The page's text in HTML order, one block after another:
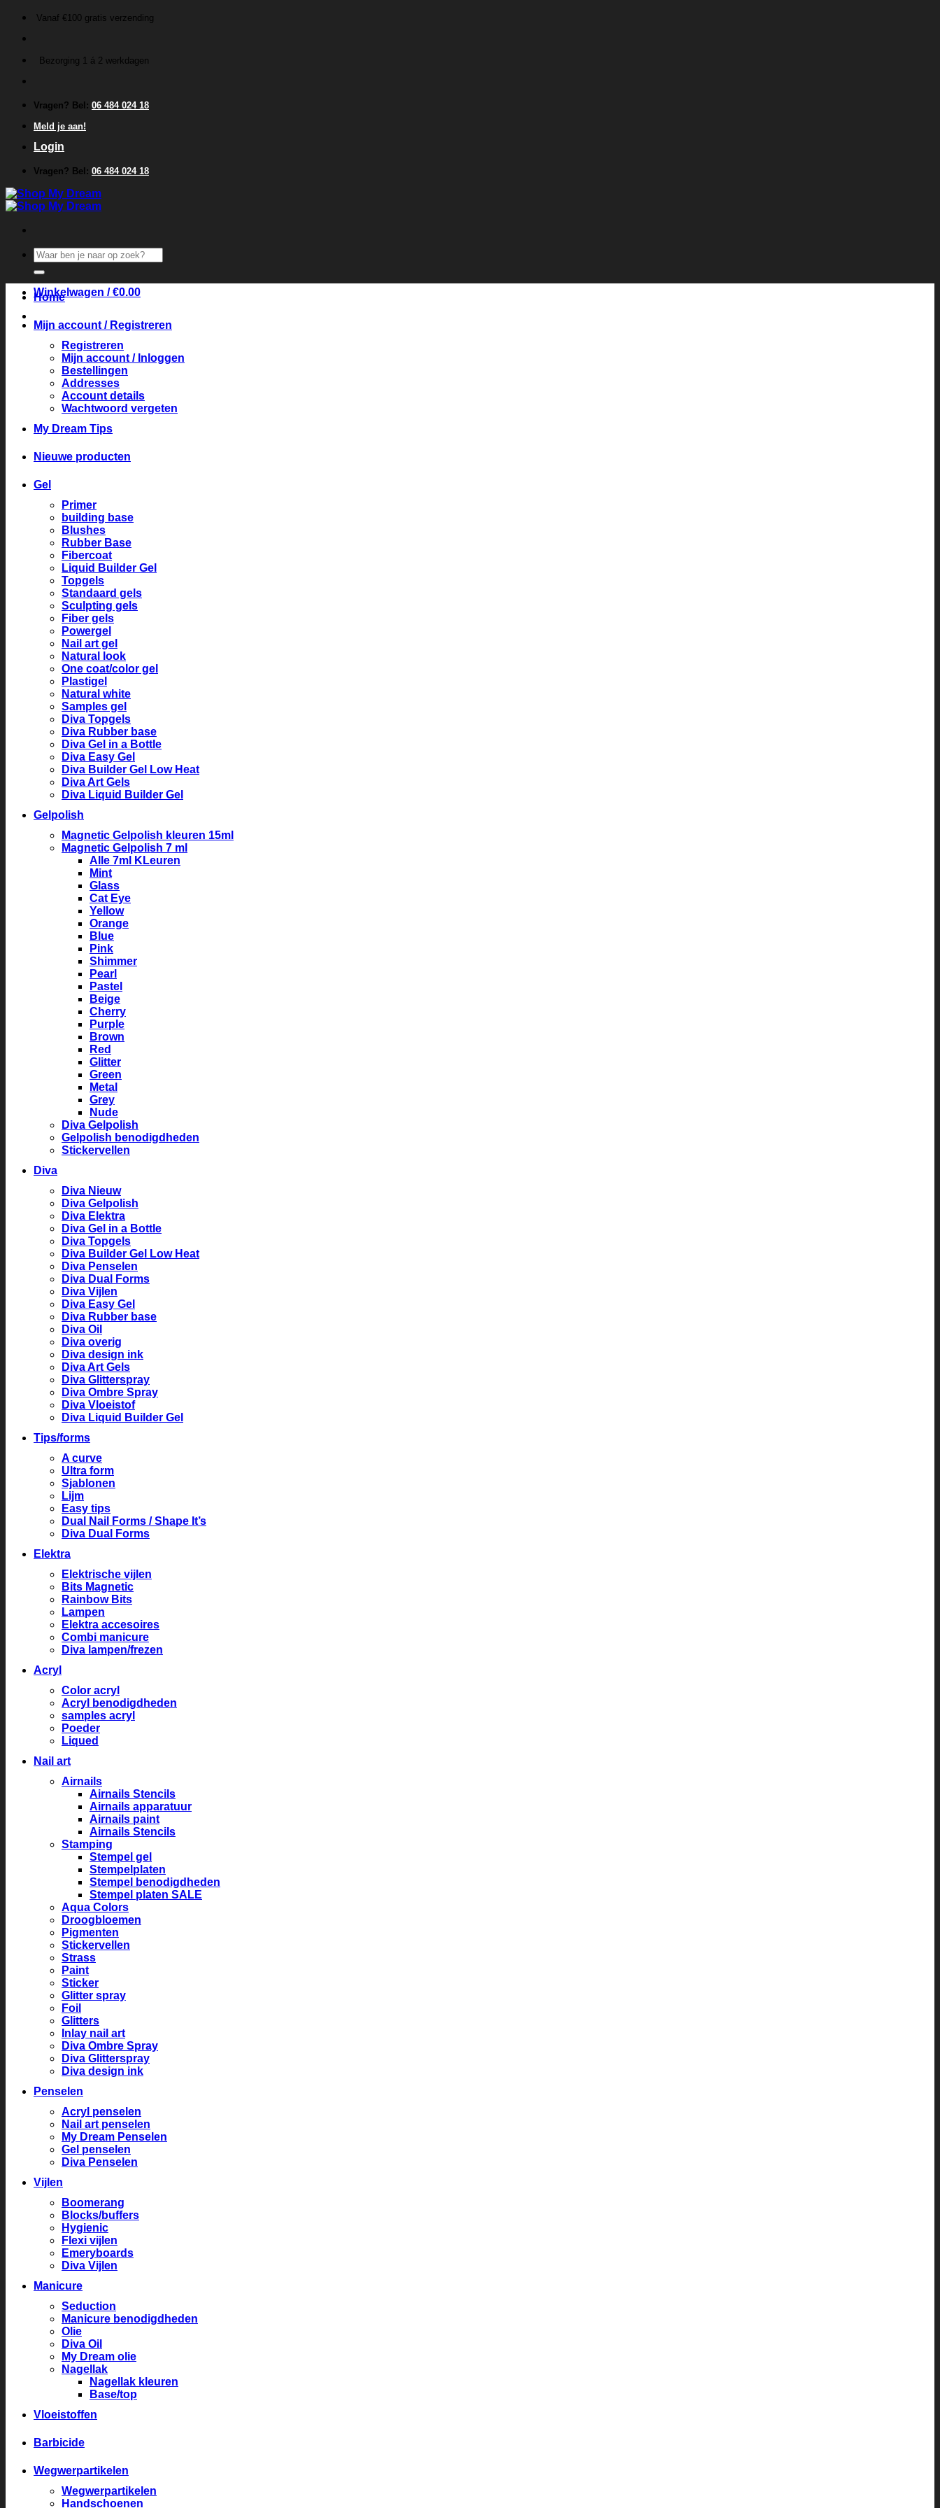
inhoud
Vanaf €100 gratis verzending
Bezorging 1 á 2 werkdagen
Vragen? Bel: 06 484 024 18
Meld je aan!
Login
Vragen? Bel: 06 484 024 18
Zoeken
naar:
Winkelwagen /€0.00
Home
Mijn account / Registreren
Registreren
Mijn account / Inloggen
Bestellingen
Addresses
Account details
Wachtwoord vergeten
My Dream Tips
Nieuwe producten
Gel
Primer
building base
Blushes
Rubber Base
Fibercoat
Liquid Builder Gel
Topgels
Standaard gels
Sculpting gels
Fiber gels
Powergel
Nail art gel
Natural look
One coat/color gel
Plastigel
Natural white
Samples gel
Diva Topgels
Diva Rubber base
Diva Gel in a Bottle
Diva Easy Gel
Diva Builder Gel Low Heat
Diva Art Gels
Diva Liquid Builder Gel
Gelpolish
Magnetic Gelpolish kleuren 15ml
Magnetic Gelpolish 7 ml
Alle 7ml KLeuren
Mint
Glass
Cat Eye
Yellow
Orange
Blue
Pink
Shimmer
Pearl
Pastel
Beige
Cherry
Purple
Brown
Red
Glitter
Green
Metal
Grey
Nude
Diva Gelpolish
Gelpolish benodigdheden
Stickervellen
Diva
Diva Nieuw
Diva Gelpolish
Diva Elektra
Diva Gel in a Bottle
Diva Topgels
Diva Builder Gel Low Heat
Diva Penselen
Diva Dual Forms
Diva Vijlen
Diva Easy Gel
Diva Rubber base
Diva Oil
Diva overig
Diva design ink
Diva Art Gels
Diva Glitterspray
Diva Ombre Spray
Diva Vloeistof
Diva Liquid Builder Gel
Tips/forms
A curve
Ultra form
Sjablonen
Lijm
Easy tips
Dual Nail Forms / Shape It’s
Diva Dual Forms
Elektra
Elektrische vijlen
Bits Magnetic
Rainbow Bits
Lampen
Elektra accesoires
Combi manicure
Diva lampen/frezen
Acryl
Color acryl
Acryl benodigdheden
samples acryl
Poeder
Liqued
Nail art
Airnails
Airnails Stencils
Airnails apparatuur
Airnails paint
Airnails Stencils
Stamping
Stempel gel
Stempelplaten
Stempel benodigdheden
Stempel platen SALE
Aqua Colors
Droogbloemen
Pigmenten
Stickervellen
Strass
Paint
Sticker
Glitter spray
Foil
Glitters
Inlay nail art
Diva Ombre Spray
Diva Glitterspray
Diva design ink
Penselen
Acryl penselen
Nail art penselen
My Dream Penselen
Gel penselen
Diva Penselen
Vijlen
Boomerang
Blocks/buffers
Hygienic
Flexi vijlen
Emeryboards
Diva Vijlen
Manicure
Seduction
Manicure benodigdheden
Olie
Diva Oil
My Dream olie
Nagellak
Nagellak kleuren
Base/top
Vloeistoffen
Barbicide
Wegwerpartikelen
Wegwerpartikelen
Handschoenen